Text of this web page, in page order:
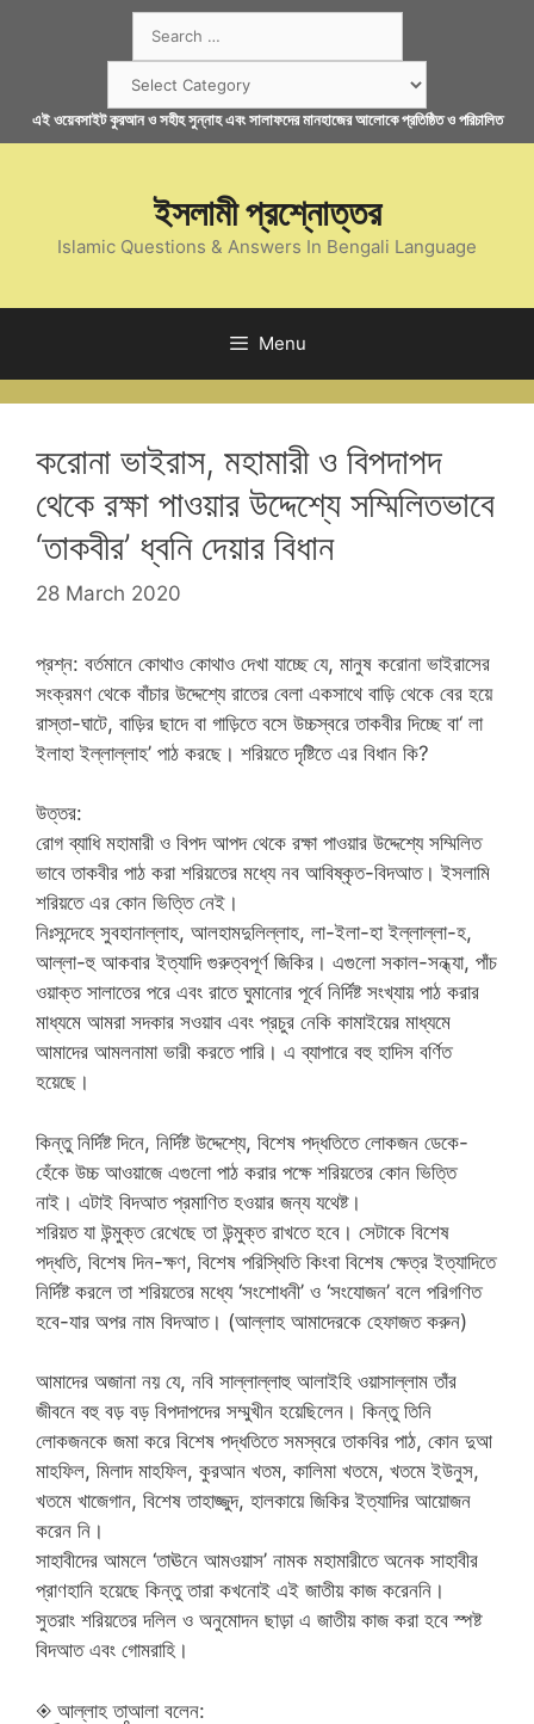
for:
এই ওয়েবসাইট কুরআন ও সহীহ সুন্নাহ এবং সালাফদের মানহাজের আলোকে প্রতিষ্ঠিত ও পরিচালিত
ইসলামী প্রশ্নোত্তর
Islamic Questions & Answers In Bengali Language
Menu
করোনা ভাইরাস, মহামারী ও বিপদাপদ
থেকে রক্ষা পাওয়ার উদ্দেশ্যে সম্মিলিতভাবে
‘তাকবীর’ ধ্বনি দেয়ার বিধান
28 March 2020
প্রশ্ন: বর্তমানে কোথাও কোথাও দেখা যাচ্ছে যে, মানুষ করোনা ভাইরাসের
সংক্রমণ থেকে বাঁচার উদ্দেশ্যে রাতের বেলা একসাথে বাড়ি থেকে বের হয়ে
রাস্তা-ঘাটে, বাড়ির ছাদে বা গাড়িতে বসে উচ্চস্বরে তাকবীর দিচ্ছে বা‘ লা
ইলাহা ইল্লাল্লাহ’ পাঠ করছে। শরিয়তে দৃষ্টিতে এর বিধান কি?
উত্তর:
রোগ ব্যাধি মহামারী ও বিপদ আপদ থেকে রক্ষা পাওয়ার উদ্দেশ্যে সম্মিলিত
ভাবে তাকবীর পাঠ করা শরিয়তের মধ্যে নব আবিষ্কৃত-বিদআত। ইসলামি
শরিয়তে এর কোন ভিত্তি নেই।
নিঃসন্দেহে সুবহানাল্লাহ, আলহামদুলিল্লাহ, লা-ইলা-হা ইল্লাল্লা-হ,
আল্লা-হু আকবার ইত্যাদি গুরুত্বপূর্ণ জিকির। এগুলো সকাল-সন্ধ্যা, পাঁচ
ওয়াক্ত সালাতের পরে এবং রাতে ঘুমানোর পূর্বে নির্দিষ্ট সংখ্যায় পাঠ করার
মাধ্যমে আমরা সদকার সওয়াব এবং প্রচুর নেকি কামাইয়ের মাধ্যমে
আমাদের আমলনামা ভারী করতে পারি। এ ব্যাপারে বহু হাদিস বর্ণিত
হয়েছে।
কিন্তু নির্দিষ্ট দিনে, নির্দিষ্ট উদ্দেশ্যে, বিশেষ পদ্ধতিতে লোকজন ডেকে-
হেঁকে উচ্চ আওয়াজে এগুলো পাঠ করার পক্ষে শরিয়তের কোন ভিত্তি
নাই। এটাই বিদআত প্রমাণিত হওয়ার জন্য যথেষ্ট।
শরিয়ত যা উন্মুক্ত রেখেছে তা উন্মুক্ত রাখতে হবে। সেটাকে বিশেষ
পদ্ধতি, বিশেষ দিন-ক্ষণ, বিশেষ পরিস্থিতি কিংবা বিশেষ ক্ষেত্র ইত্যাদিতে
নির্দিষ্ট করলে তা শরিয়তের মধ্যে ‘সংশোধনী’ ও ‘সংযোজন’ বলে পরিগণিত
হবে-যার অপর নাম বিদআত। (আল্লাহ আমাদেরকে হেফাজত করুন)
আমাদের অজানা নয় যে, নবি সাল্লাল্লাহু আলাইহি ওয়াসাল্লাম তাঁর
জীবনে বহু বড় বড় বিপদাপদের সম্মুখীন হয়েছিলেন। কিন্তু তিনি
লোকজনকে জমা করে বিশেষ পদ্ধতিতে সমস্বরে তাকবির পাঠ, কোন দুআ
মাহফিল, মিলাদ মাহফিল, কুরআন খতম, কালিমা খতমে, খতমে ইউনুস,
খতমে খাজেগান, বিশেষ তাহাজ্জুদ, হালকায়ে জিকির ইত্যাদির আয়োজন
করেন নি।
সাহাবীদের আমলে ‘তাঊনে আমওয়াস’ নামক মহামারীতে অনেক সাহাবীর
প্রাণহানি হয়েছে কিন্তু তারা কখনোই এই জাতীয় কাজ করেননি।
সুতরাং শরিয়তের দলিল ও অনুমোদন ছাড়া এ জাতীয় কাজ করা হবে স্পষ্ট
বিদআত এবং গোমরাহি।
◈ আল্লাহ তাআলা বলেন: